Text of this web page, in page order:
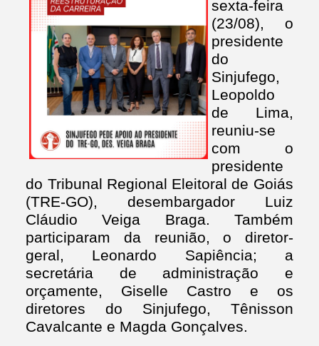
sexta-feira
(23/08), o
presidente
do
Sinjufego,
Leopoldo
de Lima,
reuniu-se
com o
presidente
do Tribunal Regional Eleitoral de Goiás
(TRE-GO), desembargador Luiz
Cláudio Veiga Braga. Também
participaram da reunião, o diretor-
geral, Leonardo Sapiência; a
secretária de administração e
orçamente, Giselle Castro e os
diretores do Sinjufego, Tênisson
Cavalcante e Magda Gonçalves.